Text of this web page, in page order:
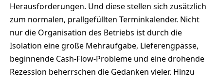
Herausforderungen. Und diese stellen sich zusätzlich
zum normalen, prallgefüllten Terminkalender. Nicht
nur die Organisation des Betriebs ist durch die
Isolation eine große Mehraufgabe, Lieferengpässe,
beginnende Cash-Flow-Probleme und eine drohende
Rezession beherrschen die Gedanken vieler. Hinzu